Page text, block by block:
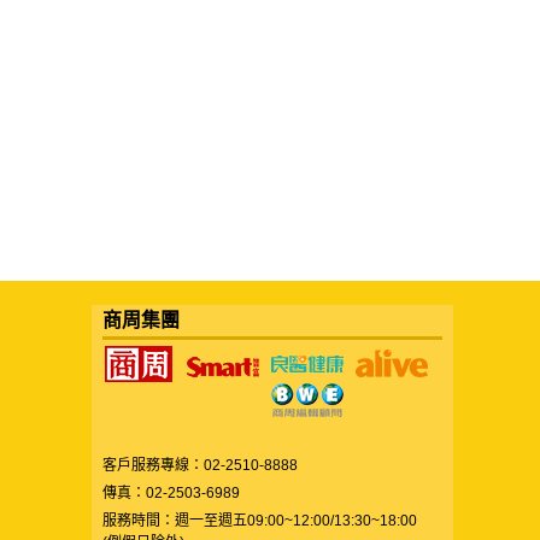
商周集團
客戶服務專線：02-2510-8888
傳真：02-2503-6989
服務時間：週一至週五09:00~12:00/13:30~18:00